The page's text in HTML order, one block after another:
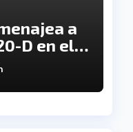
a
D en el